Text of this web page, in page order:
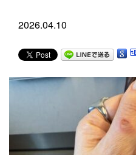
2026.04.10